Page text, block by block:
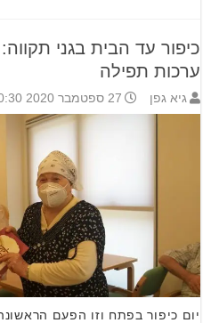
כיפור עד הבית בגני
ערכות תפילה
גיא גפן 27 ספטמבר 2020 10:30
יום כיפור בפתח וזו הפעם